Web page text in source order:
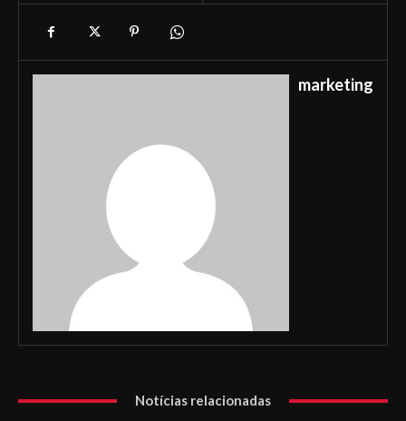
marketing
Notícias relacionadas